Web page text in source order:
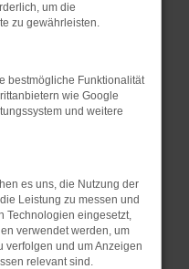
helfen können:
und deine
zum Beispiel deine
Werbeblocker,
Seiten
Seite in einem
einem privaten
um die
zu gewährleisten.
bestmögliche Funktionalität
wie Google
und weitere
es uns, die Nutzung der
Leistung zu messen und
Technologien eingesetzt,
verwendet werden, um
verfolgen und um Anzeigen
relevant sind.